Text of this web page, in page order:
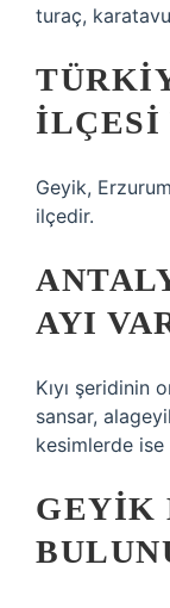
turaç,
ILÇESI
Geyik,
ilçedir.
AYI
Kıyı şeridinin
sansar,
kesimlerde ise
GEYIK